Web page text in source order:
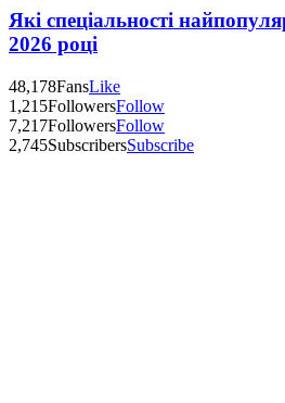
Які спеціальності
2026 році
48,178FansLike
1,215FollowersFollow
7,217FollowersFollow
2,745SubscribersSubscribe